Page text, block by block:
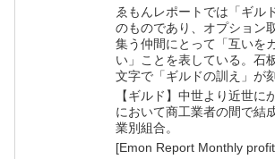
ゑもんレポートでは「ギル
のものであり、オプション
集う仲間にとって「互いを
い」ことを表している。石
文字で「ギルドの訓え」が
【ギルド】中世より近世に
において商工業者の間で結
業別組合。
[Emon Report Monthly